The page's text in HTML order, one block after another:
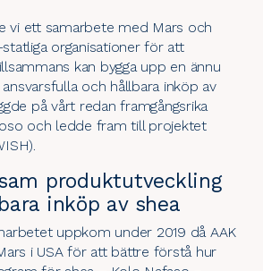
vi ett samarbete med Mars och
organisationer för att
kan bygga upp en ännu
och hållbara inköp av
på vårt redan framgångsrika
och ledde fram till projektet
produktutveckling
inköp av shea
uppkom under 2019 då AAK
i USA för att bättre förstå hur